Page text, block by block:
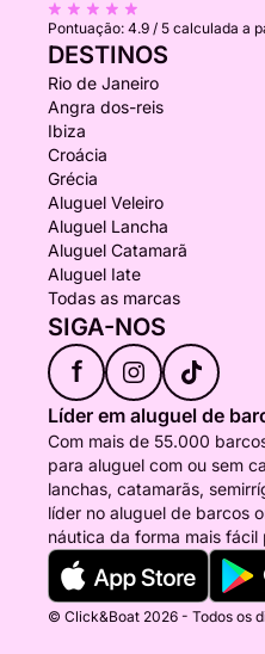
Pontuação: 4.9 / 5 calculada a
DESTINOS
Rio de Janeiro
Angra dos-reis
Ibiza
Croácia
Grécia
Aluguel Veleiro
Aluguel Lancha
Aluguel Catamarã
Aluguel Iate
Todas as marcas
SIGA-NOS
f
Líder em aluguel de
Com mais de 55.000
para aluguel com ou sem
lanchas, catamarãs,
líder no aluguel de barcos
náutica da forma mais fácil
© Click&Boat 2026 - Todos os